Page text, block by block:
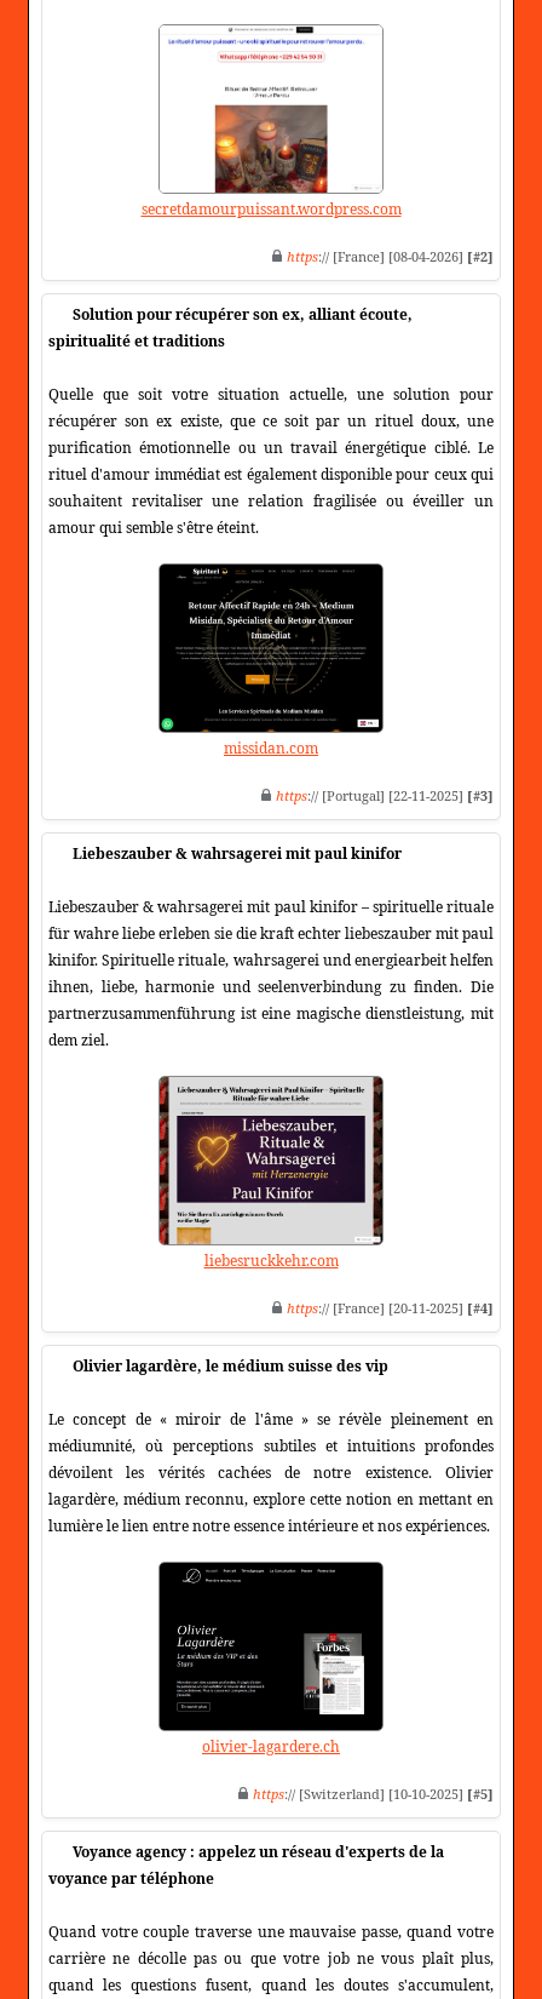
secretdamourpuissant.wordpress.com
https:// [France] [08-04-2026] [#2]
Solution pour récupérer son ex, alliant écoute,
spiritualité et traditions
Quelle que soit votre situation actuelle, une solution pour
récupérer son ex existe, que ce soit par un rituel doux, une
purification émotionnelle ou un travail énergétique ciblé. Le
rituel d'amour immédiat est également disponible pour ceux qui
souhaitent revitaliser une relation fragilisée ou éveiller un
amour qui semble s'être éteint.
missidan.com
https:// [Portugal] [22-11-2025] [#3]
Liebeszauber & wahrsagerei mit paul kinifor
Liebeszauber & wahrsagerei mit paul kinifor – spirituelle rituale
für wahre liebe erleben sie die kraft echter liebeszauber mit paul
kinifor. Spirituelle rituale, wahrsagerei und energiearbeit helfen
ihnen, liebe, harmonie und seelenverbindung zu finden. Die
partnerzusammenführung ist eine magische dienstleistung, mit
dem ziel.
liebesruckkehr.com
https:// [France] [20-11-2025] [#4]
Olivier lagardère, le médium suisse des vip
Le concept de « miroir de l'âme » se révèle pleinement en
médiumnité, où perceptions subtiles et intuitions profondes
dévoilent les vérités cachées de notre existence. Olivier
lagardère, médium reconnu, explore cette notion en mettant en
lumière le lien entre notre essence intérieure et nos expériences.
olivier-lagardere.ch
https:// [Switzerland] [10-10-2025] [#5]
Voyance agency : appelez un réseau d'experts de la
voyance par téléphone
Quand votre couple traverse une mauvaise passe, quand votre
carrière ne décolle pas ou que votre job ne vous plaît plus,
quand les questions fusent, quand les doutes s'accumulent,